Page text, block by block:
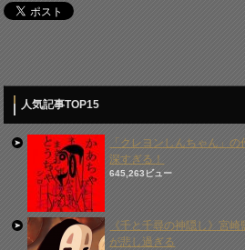
人気記事TOP15
「クレヨンしんちゃん」
深すぎる！
645,263ビュー
《千と千尋の神隠し》宮
が悲し過ぎる